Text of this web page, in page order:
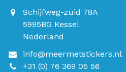
Schijfweg-zuid 78A
5995BG Kessel
Nederland
info@meermetstickers.nl
+31 (0) 76 369 05 56